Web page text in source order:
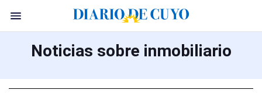
Noticias sobre inmobiliario